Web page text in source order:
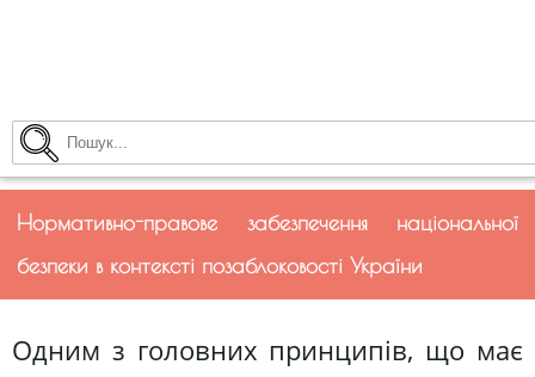
Нормативно-правове забезпечення національної
безпеки в контексті позаблоковості України
Одним з головних принципів, що має